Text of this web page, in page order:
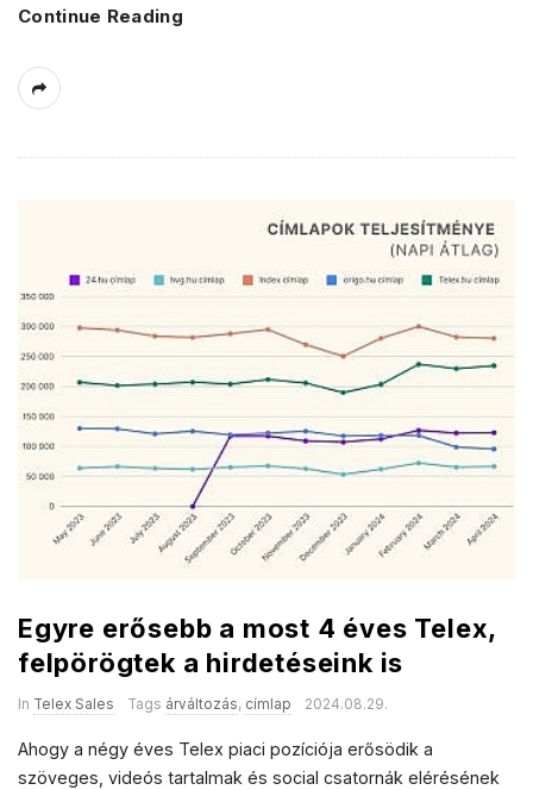
Continue Reading
Egyre erősebb a most 4 éves Telex,
felpörögtek a hirdetéseink is
In Telex Sales Tags árváltozás, címlap 2024.08.29.
Ahogy a négy éves Telex piaci pozíciója erősödik a
szöveges, videós tartalmak és social csatornák elérésének